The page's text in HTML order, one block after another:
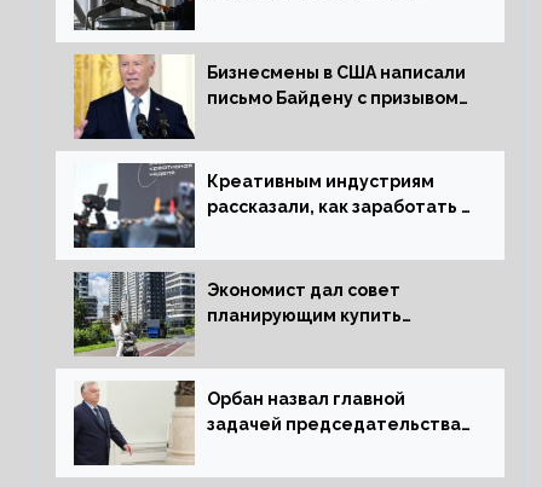
Бизнесмены в США написали
письмо Байдену с призывом
Креативным индустриям
рассказали, как заработать 2
экономики
Экономист дал совет
планирующим купить
Орбан назвал главной
задачей председательства
за мир